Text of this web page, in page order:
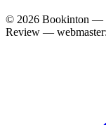
© 2026 Bookinton —
Review —